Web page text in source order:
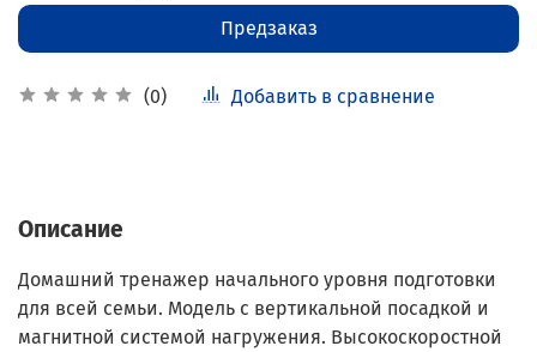
(0) Добавить в сравнение
Предзаказ
Описание
Домашний тренажер начального уровня подготовки
для всей семьи. Модель с вертикальной посадкой и
магнитной системой нагружения. Высокоскоростной